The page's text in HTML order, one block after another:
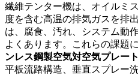
繊維テンター機は、オイルミ
度を含む高温の排気ガスを排
は、腐食、汚れ、システム動
よくあります。これらの課題
ンレス鋼製空気対空気プレー
平板流路構造、垂直スプレー